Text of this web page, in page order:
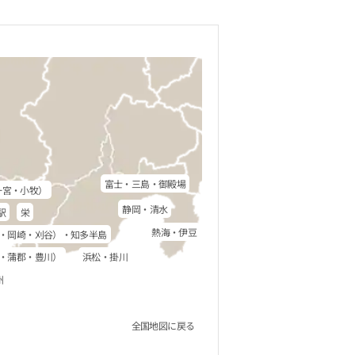
・小牧）
栄
蒲郡・豊川）
岡崎・刈谷）・知多半島
静岡・清水
浜松・掛川
富士・三島・御殿場
熱海・伊豆
全国地図に戻る